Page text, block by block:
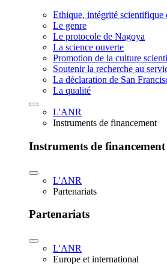
Ethique, intégrité scientifique
Le genre
Le protocole de Nagoya
La science ouverte
Promotion de la culture
Soutenir la recherche au
La déclaration de San
La qualité
L'ANR
Instruments de financement
Instruments de financement
L'ANR
Partenariats
Partenariats
L'ANR
Europe et international